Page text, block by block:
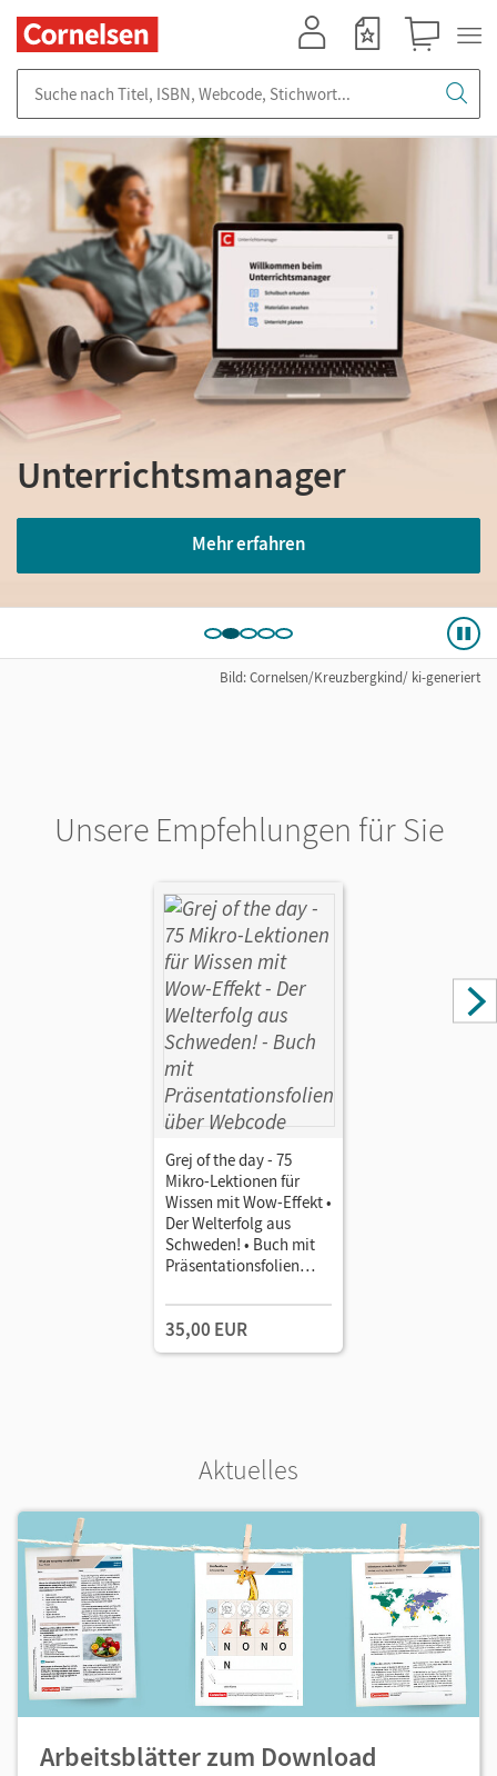
Unterrichtsmanager
Mehr erfahren
Bild: Cornelsen/Kreuzbergkind/ ki-generiert
Unsere Empfehlungen für Sie
Grej of the day - 75
Mikro-Lektionen für
Wissen mit Wow-Effekt •
Der Welterfolg aus
Schweden! • Buch mit
Präsentationsfolien
35,00 EUR
Aktuelles
Arbeitsblätter zum Download